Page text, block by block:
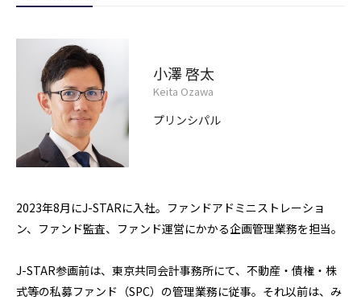
小澤 啓太
Keita Ozawa
プリンシパル
2023年8月にJ-STARに入社。ファンドアドミニストレーショ
ン、ファンド監査、ファンド運営にかかる企画管理業務を担当。
J-STAR参画前は、東京共同会計事務所にて、不動産・債権・株
式等の私募ファンド（SPC）の管理業務に従事。それ以前は、み